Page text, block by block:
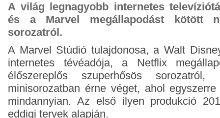
A világ legnagyobb internetes
és a Marvel megállapodást kötött
sorozatról.
A Marvel Stúdió tulajdonosa, a Walt
internetes tévéadója, a Netflix
élőszereplős szuperhősös
minisorozatban érne véget, ahol
mindannyian. Az első ilyen produkció
eddigi tervek alapján.